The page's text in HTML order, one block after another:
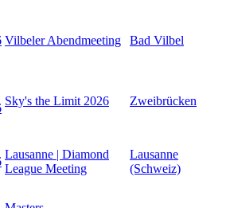
Vilbeler Abendmeeting Bad Vilbel
Sky's the Limit 2026 Zweibrücken
Lausanne | Diamond
League Meeting
Lausanne
(Schweiz)